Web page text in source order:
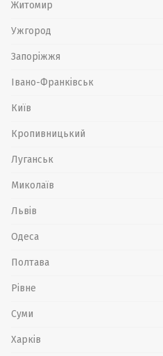
Житомир
Ужгород
Запоріжжя
Івано-Франківськ
Київ
Кропивницький
Луганськ
Миколаїв
Львів
Одеса
Полтава
Рівне
Суми
Харків